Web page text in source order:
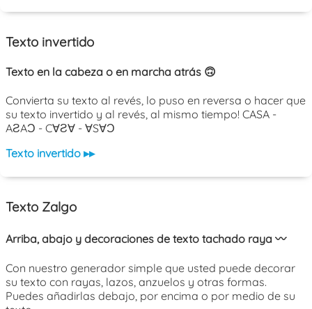
Texto invertido
Texto en la cabeza o en marcha atrás 🙃
Convierta su texto al revés, lo puso en reversa o hacer que
su texto invertido y al revés, al mismo tiempo! CASA -
AƧAƆ - C∀Ƨ∀ - ∀S∀Ɔ
Texto invertido ▸▸
Texto Zalgo
Arriba, abajo y decoraciones de texto tachado raya 〰️
Con nuestro generador simple que usted puede decorar
su texto con rayas, lazos, anzuelos y otras formas.
Puedes añadirlas debajo, por encima o por medio de su